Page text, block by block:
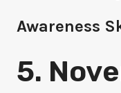
Awareness
5.